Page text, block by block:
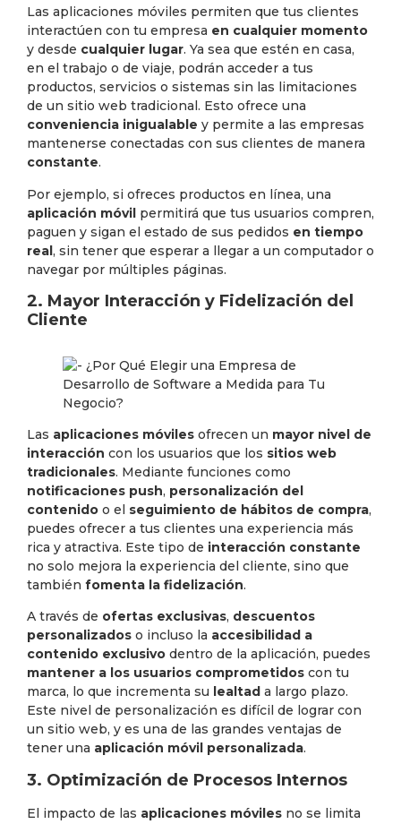
Las aplicaciones móviles permiten que tus clientes
interactúen con tu empresa en cualquier momento
y desde cualquier lugar. Ya sea que estén en casa,
en el trabajo o de viaje, podrán acceder a tus
productos, servicios o sistemas sin las limitaciones
de un sitio web tradicional. Esto ofrece una
conveniencia inigualable y permite a las empresas
mantenerse conectadas con sus clientes de manera
constante.
Por ejemplo, si ofreces productos en línea, una
aplicación móvil permitirá que tus usuarios compren,
paguen y sigan el estado de sus pedidos en tiempo
real, sin tener que esperar a llegar a un computador o
navegar por múltiples páginas.
2. Mayor Interacción y Fidelización del
Cliente
Las aplicaciones móviles ofrecen un mayor nivel de
interacción con los usuarios que los sitios web
tradicionales. Mediante funciones como
notificaciones push, personalización del
contenido o el seguimiento de hábitos de compra,
puedes ofrecer a tus clientes una experiencia más
rica y atractiva. Este tipo de interacción constante
no solo mejora la experiencia del cliente, sino que
también fomenta la fidelización.
A través de ofertas exclusivas, descuentos
personalizados o incluso la accesibilidad a
contenido exclusivo dentro de la aplicación, puedes
mantener a los usuarios comprometidos con tu
marca, lo que incrementa su lealtad a largo plazo.
Este nivel de personalización es difícil de lograr con
un sitio web, y es una de las grandes ventajas de
tener una aplicación móvil personalizada.
3. Optimización de Procesos Internos
El impacto de las aplicaciones móviles no se limita